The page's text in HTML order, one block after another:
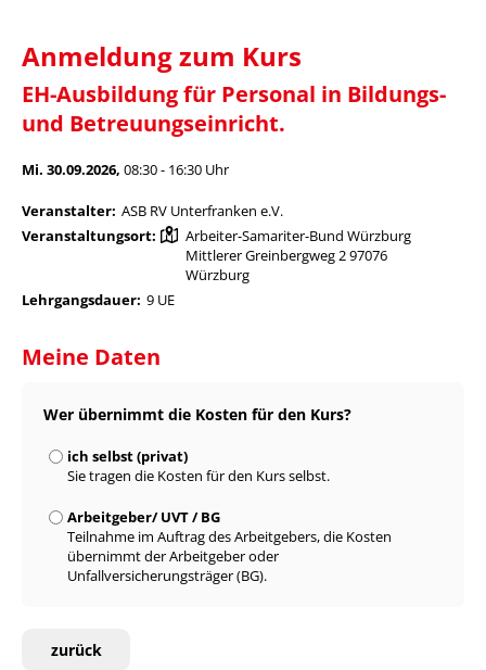
Anmeldung zum Kurs
EH-Ausbildung für Personal in Bildungs-
und Betreuungseinricht.
Mi. 30.09.2026, 08:30 - 16:30 Uhr
Veranstalter: ASB RV Unterfranken e.V.
Veranstaltungsort:
Arbeiter-Samariter-Bund Würzburg
Mittlerer Greinbergweg 2 97076
Würzburg
Lehrgangsdauer: 9 UE
Meine Daten
Wer übernimmt die Kosten für den Kurs?
ich selbst (privat)
Sie tragen die Kosten für den Kurs selbst.
Arbeitgeber/ UVT / BG
Teilnahme im Auftrag des Arbeitgebers, die Kosten
übernimmt der Arbeitgeber oder
Unfallversicherungsträger (BG).
zurück